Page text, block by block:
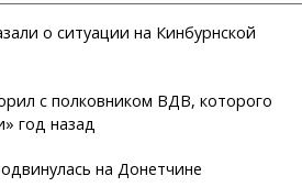
о ситуации на Кинбурнской
с полковником ВДВ, которого
год назад
на Донетчине